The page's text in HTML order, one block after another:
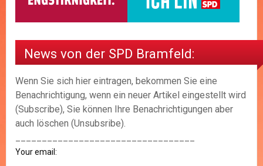
News von der SPD Bramfeld:
Wenn Sie sich hier eintragen, bekommen Sie eine
Benachrichtigung, wenn ein neuer Artikel eingestellt wird
(Subscribe), Sie können Ihre Benachrichtigungen aber
auch löschen (Unsubsribe).
Your email: